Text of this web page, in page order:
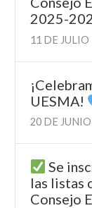
2025-
11 DE JULIO
UESMA!
20 DE
Se
las listas
Consejo